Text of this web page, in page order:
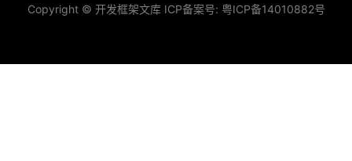
Copyright © 开发框架文库 ICP备案号: 粤ICP备14010882号